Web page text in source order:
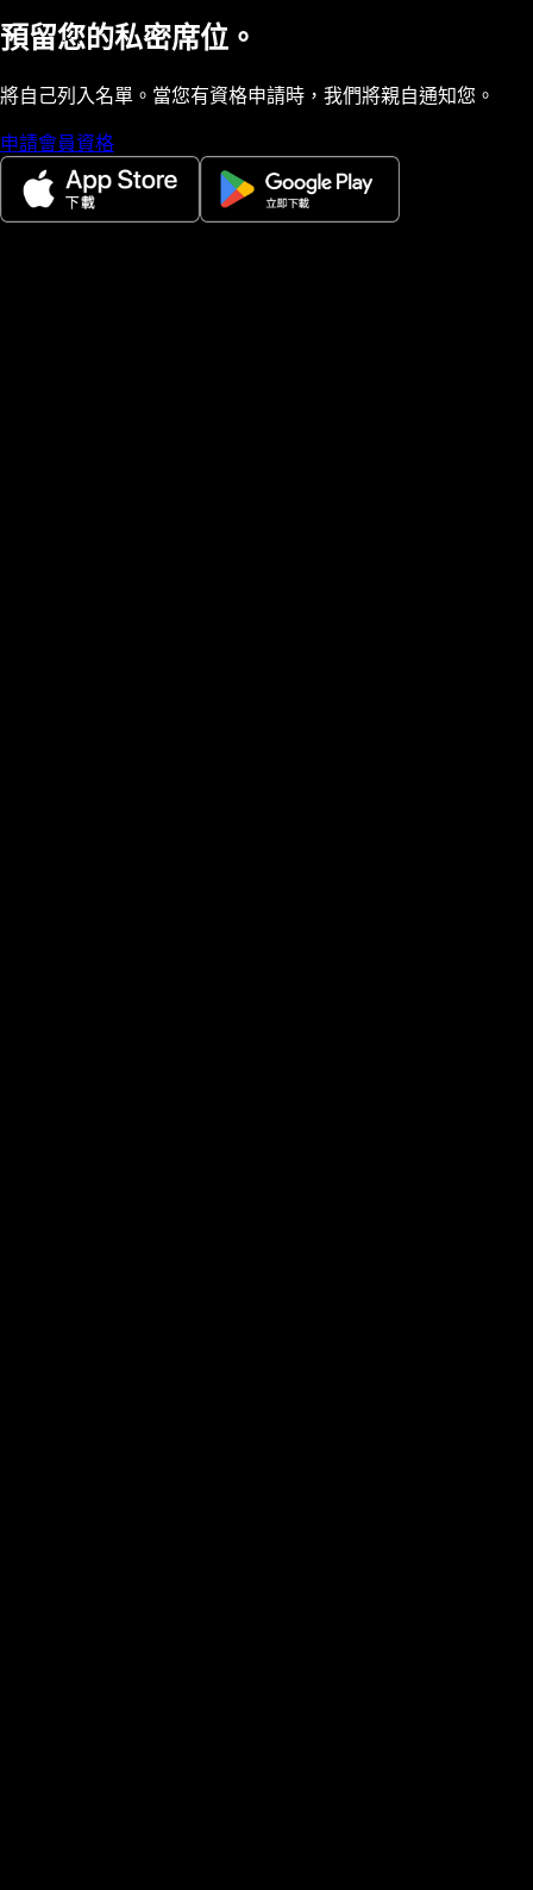
預留您的私密席位。
將自己列入名單。當您有資格申請時，我們將親自通知您。
申請會員資格